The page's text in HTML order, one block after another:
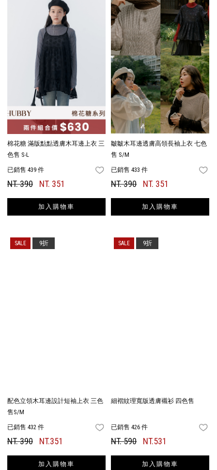
棉花糖 滿版點點透膚木耳邊上衣 三
色售 S-L
已銷售 439 件 FAVORITES
NT. 390 NT. 351
加入購物車
皺皺木耳邊透膚高領長袖上衣 七色
售 S/M
已銷售 433 件
NT. 390 NT. 351
加入購物車
配色立領木耳邊設計短袖上衣 三色
售S/M
已銷售 432 件 FAVORITES
NT. 390 NT.351
加入購物車
9折
細褶紋理寬版透膚襯衫 四色售
已銷售 426 件
NT. 590 NT.531
加入購物車
9折